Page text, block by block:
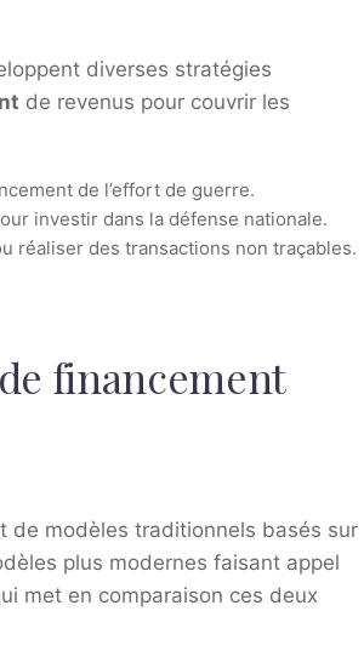
diverses stratégies
de revenus pour couvrir les
de l’effort de guerre.
investir dans la défense nationale.
réaliser des transactions non traçables.
financement
de modèles traditionnels basés sur
plus modernes faisant appel
met en comparaison ces deux